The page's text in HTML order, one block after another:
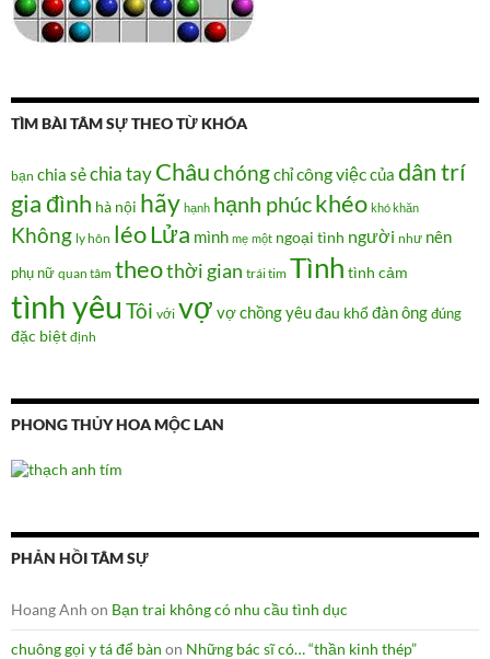
TÌM BÀI TÂM SỰ THEO TỪ KHÓA
bạn chia sẻchia tay Châuchóngchỉcông việccủa dân trí
gia đình hà nội hãy hạnh hạnh phúckhéo khó khăn
Không ly hôn léoLửa mình mẹ một ngoại tình người như nên
phụ nữ quan tâm theothời gian trái tim Tình tình cảm
tình yêu Tôi với vợ vợ chồngyêuđau khổđàn ôngđúng
đặc biệt định
PHONG THỦY HOA MỘC LAN
PHẢN HỒI TÂM SỰ
Hoang Anh on Bạn trai không có nhu cầu tình dục
chuông gọi y tá để bàn on Những bác sĩ có… “thần kinh thép”